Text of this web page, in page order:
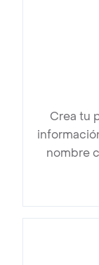
Crea tu
nombre